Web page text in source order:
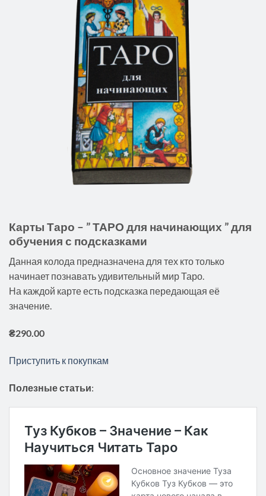
Карты Таро – ” ТАРО для начинающих ” для
обучения с подсказками
Данная колода предназначена для тех кто только
начинает познавать удивительный мир Таро.
На каждой карте есть подсказка передающая её
значение.
₴290.00
Приступить к покупкам
Полезные статьи: